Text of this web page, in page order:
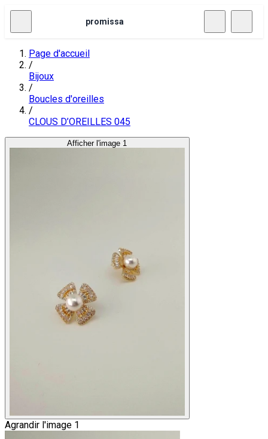
promissa
Page d'accueil
/
Bijoux
/
Boucles d'oreilles
/
CLOUS D’OREILLES 045
Afficher l'image 1
Agrandir l'image 1